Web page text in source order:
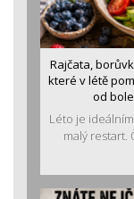
Rajčata,
které v létě
od
Léto je
malý restart.